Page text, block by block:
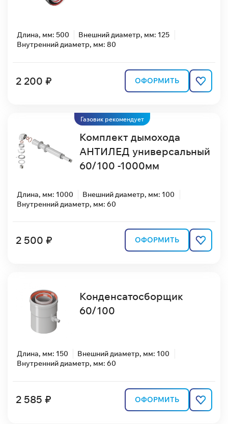
Длина, мм: 500
Внешний диаметр, мм: 125
Внутренний диаметр, мм: 80
2 200 ₽ ОФОРМИТЬ
Газовик рекомендует
Комплект дымохода
АНТИЛЕД универсальный
60/100 -1000мм
Длина, мм: 1000
Внешний диаметр, мм: 100
Внутренний диаметр, мм: 60
2 500 ₽ ОФОРМИТЬ
Конденсатосборщик
60/100
Длина, мм: 150
Внешний диаметр, мм: 100
Внутренний диаметр, мм: 60
2 585 ₽ ОФОРМИТЬ